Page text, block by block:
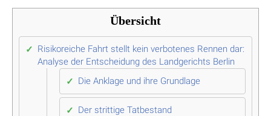
Übersicht
Risikoreiche Fahrt stellt kein verbotenes Rennen dar:
Analyse der Entscheidung des Landgerichts Berlin
Die Anklage und ihre Grundlage
Der strittige Tatbestand